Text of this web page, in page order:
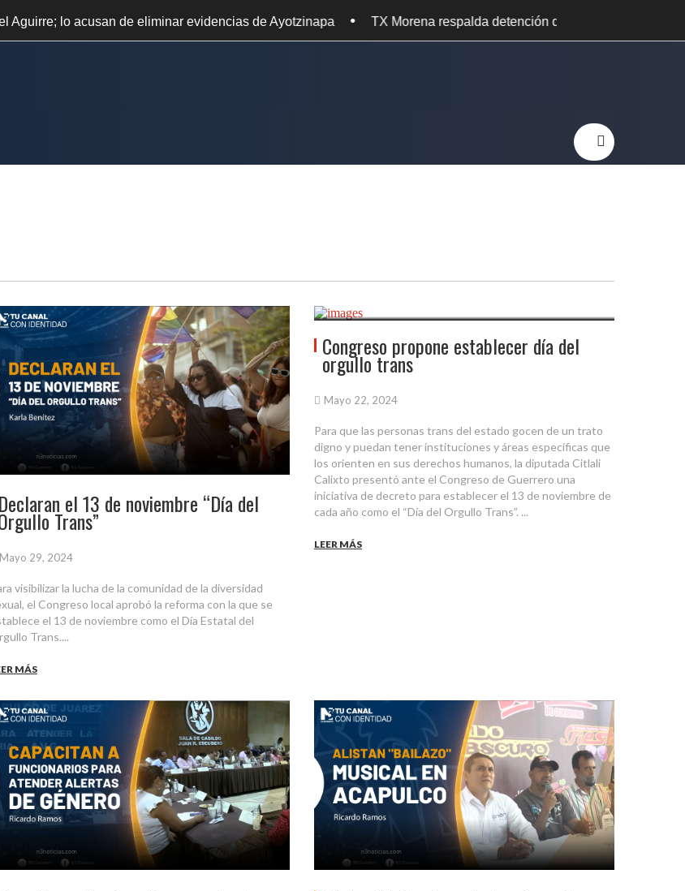
eliminar evidencias de Ayotzinapa • TX Morena respalda detención de Ángel Aguirre por caso Ayotzinapa
Declaran el 13 de noviembre “Día del
Trans”
Mayo 29, 2024
visibilizar la lucha de la comunidad de la diversidad
el Congreso local aprobó la reforma con la que se
el 13 de noviembre como el Día Estatal del
Trans....
MÁS
Congreso propone establecer día del
orgullo trans
Mayo 22, 2024
Para que las personas trans del estado gocen de un trato
digno y puedan tener instituciones y áreas específicas que
los orienten en sus derechos humanos, la diputada Citlali
Calixto presentó ante el Congreso de Guerrero una
iniciativa de decreto para establecer el 13 de noviembre de
cada año como el “Día del Orgullo Trans”. ...
LEER MÁS